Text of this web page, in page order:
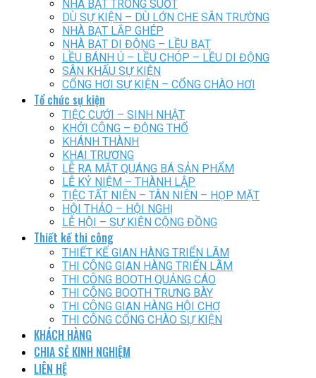
NHÀ BẠT TRONG SUỐT
DÙ SỰ KIỆN – DÙ LỚN CHE SÂN TRƯỜNG
NHÀ BẠT LẮP GHÉP
NHÀ BẠT DI ĐỘNG – LỀU BẠT
LỀU BÁNH Ú – LỀU CHÓP – LỀU DI ĐỘNG
SÂN KHẤU SỰ KIỆN
CỔNG HƠI SỰ KIỆN – CỔNG CHÀO HƠI
Tổ chức sự kiện
TIỆC CƯỚI – SINH NHẬT
KHỞI CÔNG – ĐỘNG THỔ
KHÁNH THÀNH
KHAI TRƯƠNG
LỄ RA MẮT QUÁNG BÁ SẢN PHẨM
LỄ KỶ NIỆM – THÀNH LẬP
TIỆC TẤT NIÊN – TÂN NIÊN – HỌP MẶT
HỘI THẢO – HỘI NGHỊ
LỄ HỘI – SỰ KIỆN CỘNG ĐỒNG
Thiết kế thi công
THIẾT KẾ GIAN HÀNG TRIỂN LÃM
THI CÔNG GIAN HÀNG TRIỂN LÃM
THI CÔNG BOOTH QUẢNG CÁO
THI CÔNG BOOTH TRƯNG BÀY
THI CÔNG GIAN HÀNG HỘI CHỢ
THI CÔNG CỔNG CHÀO SỰ KIỆN
KHÁCH HÀNG
CHIA SẺ KINH NGHIỆM
LIÊN HỆ